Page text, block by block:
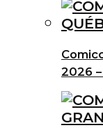
2026